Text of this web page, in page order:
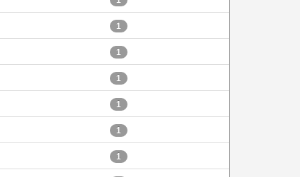
1
1
1
1
1
1